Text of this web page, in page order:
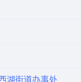
湖街道办事处